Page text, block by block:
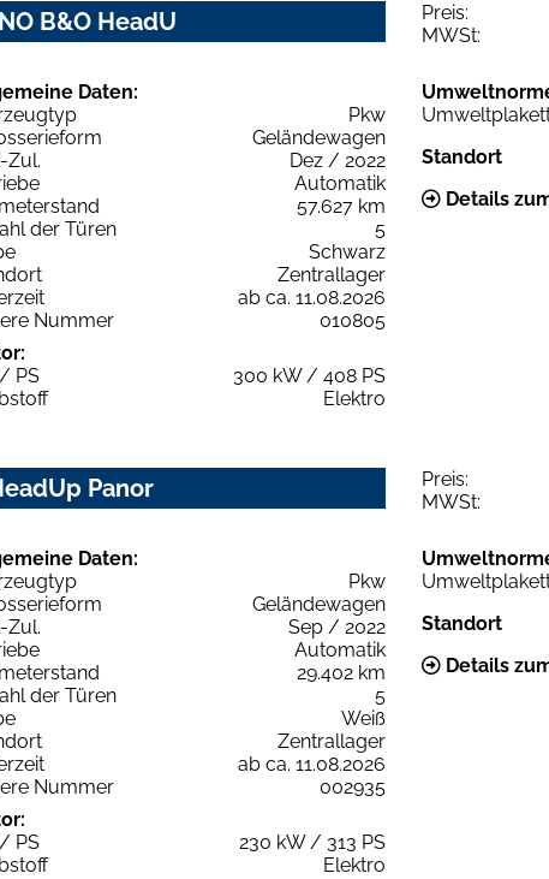
B&O HeadU Preis:
MWSt:
Daten:
Pkw
Geländewagen
Zul.
Dez / 2022
Automatik
57.627 km
der Türen
5
Schwarz
Zentrallager
ab ca. 11.08.2026
Nummer
010805
PS
300 kW / 408 PS
Elektro
Standort
Details
Panor Preis:
MWSt:
Daten:
Pkw
Geländewagen
Zul.
Sep / 2022
Automatik
29.402 km
der Türen
5
Weiß
Zentrallager
ab ca. 11.08.2026
Nummer
002935
PS
230 kW / 313 PS
Elektro
Standort
Details